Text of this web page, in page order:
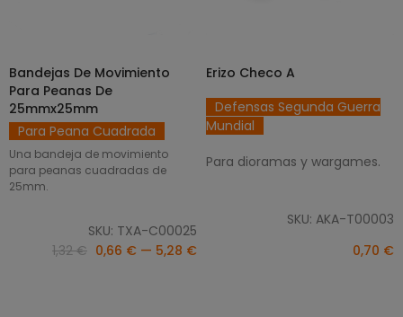
SELECCIONAR OPCIONES
Bandejas De Movimiento
Para Peanas De
25mmx25mm
Para Peana Cuadrada
Una bandeja de movimiento
para peanas cuadradas de
25mm.
SKU: TXA-C00025
1,32 € 0,66 € — 5,28 €
AÑADIR AL CARRITO
Erizo Checo A
Defensas Segunda Guerra
Mundial
Para dioramas y wargames.
SKU: AKA-T00003
0,70 €